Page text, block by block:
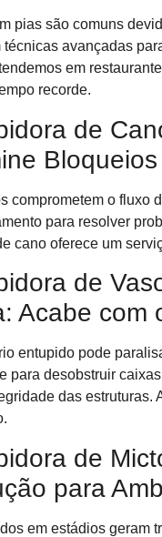
pias são comuns
técnicas avançadas
em
recorde.
de
comprometem o fluxo
para resolver
cano oferece um
de
Acabe com
entupido pode
para desobstruir
das estruturas.
de
para
em estádios geram